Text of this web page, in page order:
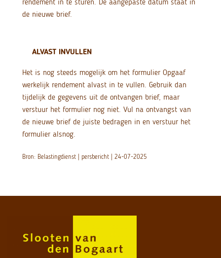
rendement in te sturen. De aangepaste datum staat in
de nieuwe brief.
ALVAST INVULLEN
Het is nog steeds mogelijk om het formulier Opgaaf
werkelijk rendement alvast in te vullen. Gebruik dan
tijdelijk de gegevens uit de ontvangen brief, maar
verstuur het formulier nog niet. Vul na ontvangst van
de nieuwe brief de juiste bedragen in en verstuur het
formulier alsnog.
Bron: Belastingdienst | persbericht | 24-07-2025